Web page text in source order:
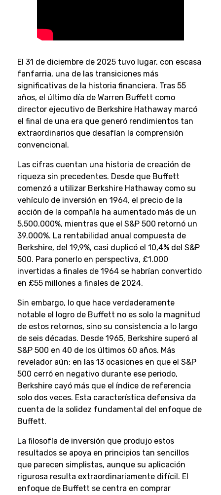
El 31 de diciembre de 2025 tuvo lugar, con escasa
fanfarria, una de las transiciones más
significativas de la historia financiera. Tras 55
años, el último día de Warren Buffett como
director ejecutivo de Berkshire Hathaway marcó
el final de una era que generó rendimientos tan
extraordinarios que desafían la comprensión
convencional.
Las cifras cuentan una historia de creación de
riqueza sin precedentes. Desde que Buffett
comenzó a utilizar Berkshire Hathaway como su
vehículo de inversión en 1964, el precio de la
acción de la compañía ha aumentado más de un
5.500.000%, mientras que el S&P 500 retornó un
39.000%. La rentabilidad anual compuesta de
Berkshire, del 19,9%, casi duplicó el 10,4% del S&P
500. Para ponerlo en perspectiva, £1.000
invertidas a finales de 1964 se habrían convertido
en £55 millones a finales de 2024.
Sin embargo, lo que hace verdaderamente
notable el logro de Buffett no es solo la magnitud
de estos retornos, sino su consistencia a lo largo
de seis décadas. Desde 1965, Berkshire superó al
S&P 500 en 40 de los últimos 60 años. Más
revelador aún: en las 13 ocasiones en que el S&P
500 cerró en negativo durante ese periodo,
Berkshire cayó más que el índice de referencia
solo dos veces. Esta característica defensiva da
cuenta de la solidez fundamental del enfoque de
Buffett.
La filosofía de inversión que produjo estos
resultados se apoya en principios tan sencillos
que parecen simplistas, aunque su aplicación
rigurosa resulta extraordinariamente difícil. El
enfoque de Buffett se centra en comprar